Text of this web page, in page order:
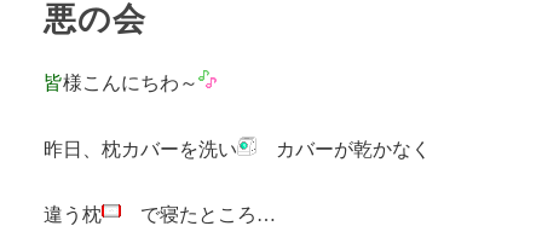
悪の会
皆様こんにちわ～
昨日、枕カバーを洗い カバーが乾かなく
違う枕 で寝たところ…